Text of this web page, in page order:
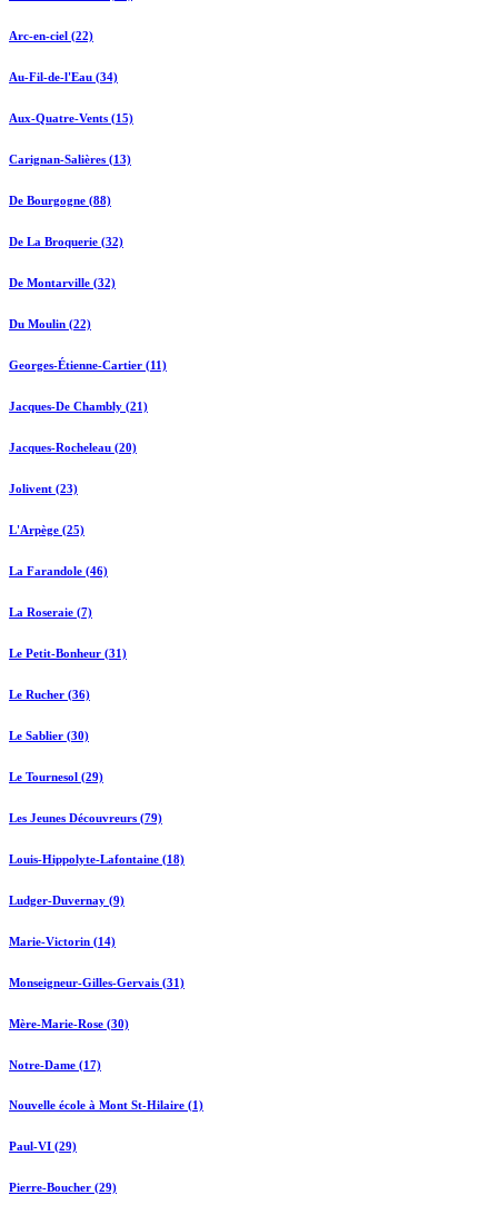
Arc-en-ciel (22)
Au-Fil-de-l'Eau (34)
Aux-Quatre-Vents (15)
Carignan-Salières (13)
De Bourgogne (88)
De La Broquerie (32)
De Montarville (32)
Du Moulin (22)
Georges-Étienne-Cartier (11)
Jacques-De Chambly (21)
Jacques-Rocheleau (20)
Jolivent (23)
L'Arpège (25)
La Farandole (46)
La Roseraie (7)
Le Petit-Bonheur (31)
Le Rucher (36)
Le Sablier (30)
Le Tournesol (29)
Les Jeunes Découvreurs (79)
Louis-Hippolyte-Lafontaine (18)
Ludger-Duvernay (9)
Marie-Victorin (14)
Monseigneur-Gilles-Gervais (31)
Mère-Marie-Rose (30)
Notre-Dame (17)
Nouvelle école à Mont St-Hilaire (1)
Paul-VI (29)
Pierre-Boucher (29)